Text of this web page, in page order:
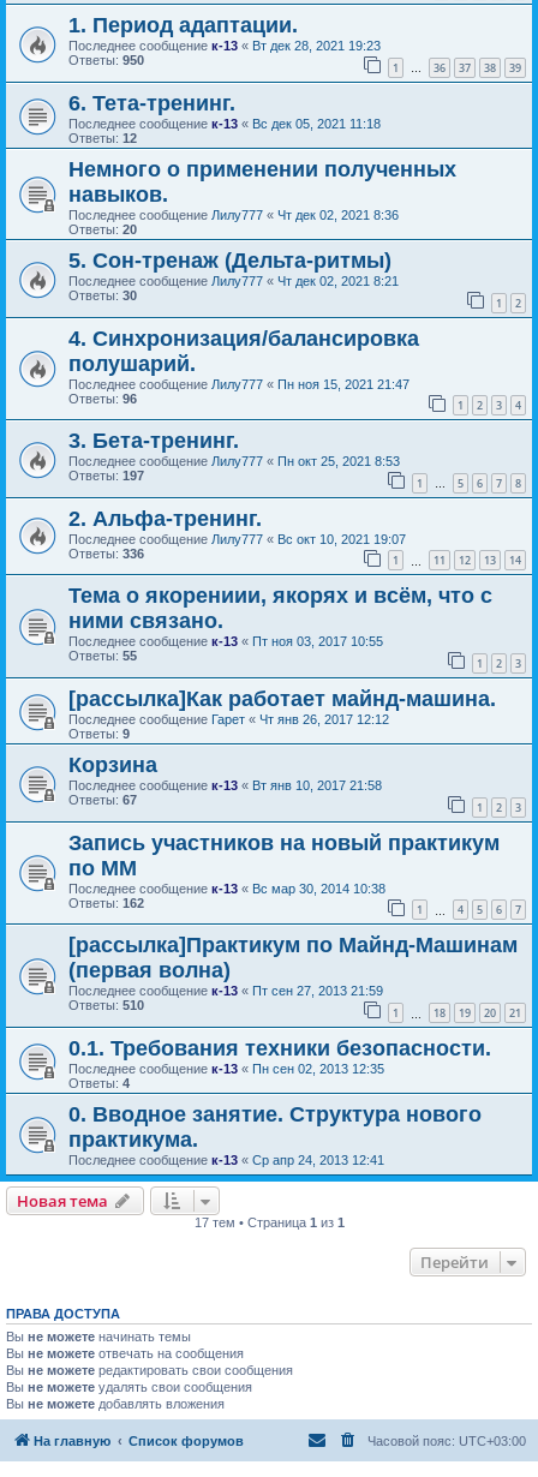
1. Период адаптации.
Последнее сообщение к-13 « Вт дек 28, 2021 19:23
Ответы: 950 1 … 36 37 38 39
6. Тета-тренинг.
Последнее сообщение к-13 « Вс дек 05, 2021 11:18
Ответы: 12
Немного о применении полученных
навыков.
Последнее сообщение Лилу777 « Чт дек 02, 2021 8:36
Ответы: 20
5. Сон-тренаж (Дельта-ритмы)
Последнее сообщение Лилу777 « Чт дек 02, 2021 8:21
Ответы: 30 1 2
4. Синхронизация/балансировка
полушарий.
Последнее сообщение Лилу777 « Пн ноя 15, 2021 21:47
Ответы: 96 1 2 3 4
3. Бета-тренинг.
Последнее сообщение Лилу777 « Пн окт 25, 2021 8:53
Ответы: 197 1 … 5 6 7 8
2. Альфа-тренинг.
Последнее сообщение Лилу777 « Вс окт 10, 2021 19:07
Ответы: 336 1 11 12 13 14
Тема о якорениии, якорях и всём, что с
ними связано.
Последнее сообщение к-13 « Пт ноя 03, 2017 10:55
Ответы: 55 1 2 3
[рассылка]Как работает майнд-машина.
Последнее сообщение Гарет « Чт янв 26, 2017 12:12
Ответы: 9
Корзина
Последнее сообщение к-13 « Вт янв 10, 2017 21:58
Ответы: 67 1 2 3
Запись участников на новый практикум
по ММ
Последнее сообщение к-13 « Вс мар 30, 2014 10:38
Ответы: 162 1 4 5 6 7
[рассылка]Практикум по Майнд-Машинам
(первая волна)
Последнее сообщение к-13 « Пт сен 27, 2013 21:59
Ответы: 510 1 18 19 20 21
0.1. Требования техники безопасности.
Последнее сообщение к-13 « Пн сен 02, 2013 12:35
Ответы: 4
0. Вводное занятие. Структура нового
практикума.
Последнее сообщение к-13 « Ср апр 24, 2013 12:41
Новая тема
17 тем • Страница 1 из 1
Перейти
ПРАВА ДОСТУПА
Вы не можете начинать темы
Вы не можете отвечать на сообщения
Вы не можете редактировать свои сообщения
Вы не можете удалять свои сообщения
Вы не можете добавлять вложения
На главную Список форумов Часовой пояс: UTC+03:00